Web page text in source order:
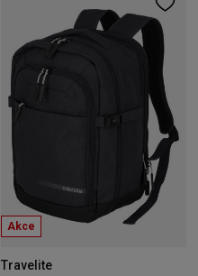
Akce
Travelite